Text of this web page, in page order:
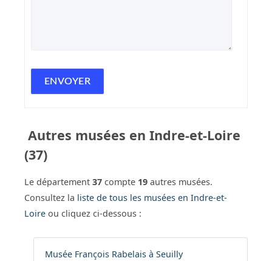
Autres musées en Indre-et-Loire
(37)
Le département 37 compte 19 autres musées.
Consultez la liste de tous les musées en Indre-et-
Loire ou cliquez ci-dessous :
Musée François Rabelais à Seuilly